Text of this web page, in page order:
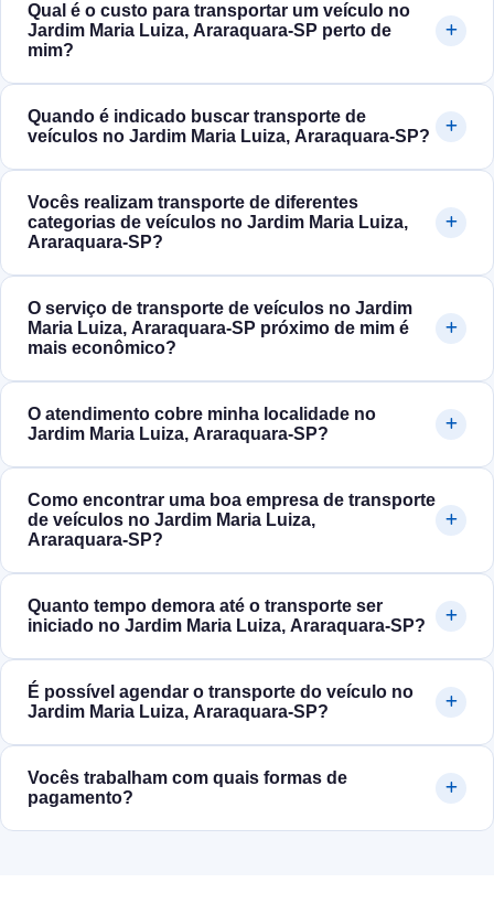
Qual é o custo para transportar um veículo no
Jardim Maria Luiza, Araraquara‑SP perto de
mim?
Quando é indicado buscar transporte de
veículos no Jardim Maria Luiza, Araraquara‑SP?
Vocês realizam transporte de diferentes
categorias de veículos no Jardim Maria Luiza,
Araraquara‑SP?
O serviço de transporte de veículos no Jardim
Maria Luiza, Araraquara‑SP próximo de mim é
mais econômico?
O atendimento cobre minha localidade no
Jardim Maria Luiza, Araraquara‑SP?
Como encontrar uma boa empresa de transporte
de veículos no Jardim Maria Luiza,
Araraquara‑SP?
Quanto tempo demora até o transporte ser
iniciado no Jardim Maria Luiza, Araraquara‑SP?
É possível agendar o transporte do veículo no
Jardim Maria Luiza, Araraquara‑SP?
Vocês trabalham com quais formas de
pagamento?